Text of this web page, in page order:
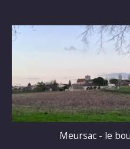
Meursac - le